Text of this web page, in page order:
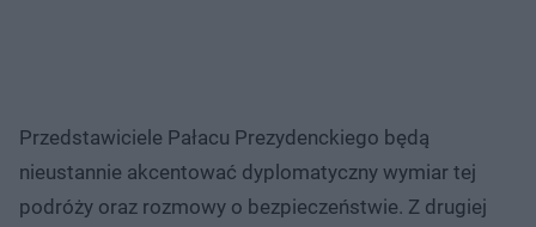
Przedstawiciele Pałacu Prezydenckiego będą
nieustannie akcentować dyplomatyczny wymiar tej
podróży oraz rozmowy o bezpieczeństwie. Z drugiej